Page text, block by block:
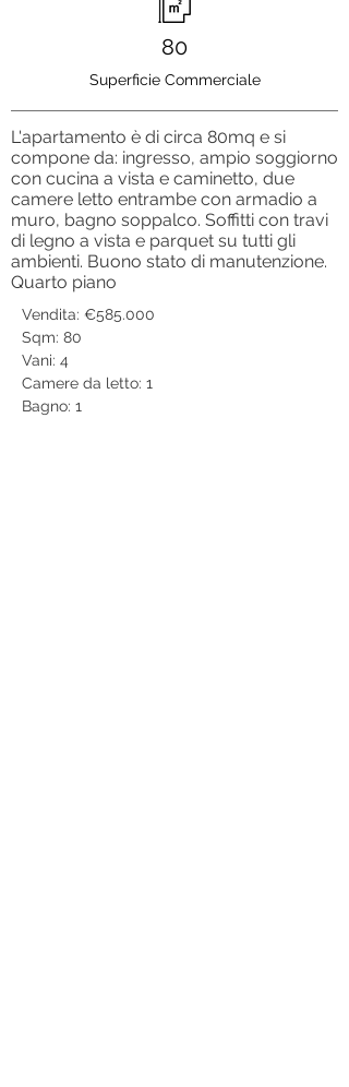
80
Superficie Commerciale
L'apartamento è di circa 80mq e si
compone da: ingresso, ampio soggiorno
con cucina a vista e caminetto, due
camere letto entrambe con armadio a
muro, bagno soppalco. Soffitti con travi
di legno a vista e parquet su tutti gli
ambienti. Buono stato di manutenzione.
Quarto piano
Vendita: €585.000
Sqm: 80
Vani: 4
Camere da letto: 1
Bagno: 1